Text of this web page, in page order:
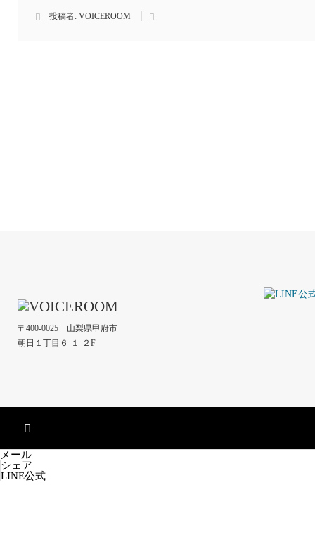
投稿者: VOICEROOM
〒400-0025 山梨県甲府市
朝日１丁目６-１-２F
メール
シェア
LINE公式